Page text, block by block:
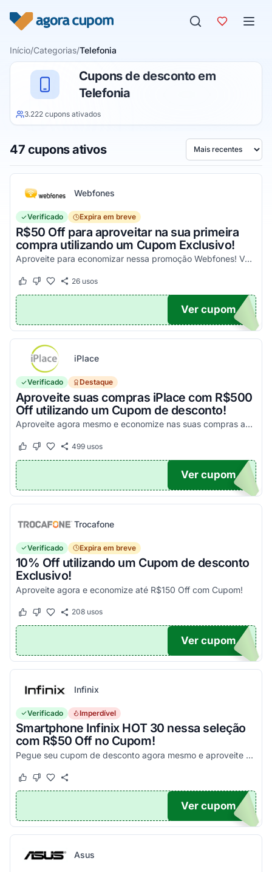
Início/Categorias/Telefonia
Cupons de desconto em
Telefonia
3.222 cupons ativados
47 cupons ativos Ordenar por
Webfones
Verificado Expira em breve
R$50 Off para aproveitar na sua primeira
compra utilizando um Cupom Exclusivo!
Aproveite para economizar nessa promoção Webfones! Válido em compras de valor acima de R$750!
Este cupom funcionou
Este cupom não funcionou
26usos
UPOM
Ver cupom
iPlace
Verificado Destaque
Aproveite suas compras iPlace com R$500
Off utilizando um Cupom de desconto!
Aproveite agora mesmo e economize nas suas compras acima de R$7.199,99!
Este cupom funcionou
Este cupom não funcionou
499usos
500
Ver cupom
Trocafone
Verificado Expira em breve
10% Off utilizando um Cupom de desconto
Exclusivo!
Aproveite agora e economize até R$150 Off com Cupom!
Este cupom funcionou
Este cupom não funcionou
208usos
OM10
Ver cupom
Infinix
Verificado Imperdível
Smartphone Infinix HOT 30 nessa seleção
com R$50 Off no Cupom!
Pegue seu cupom de desconto agora mesmo e aproveite esta incrível oportunidade para economizar nas suas compras com este código!
Este cupom funcionou
Este cupom não funcionou
X50
Ver cupom
Asus